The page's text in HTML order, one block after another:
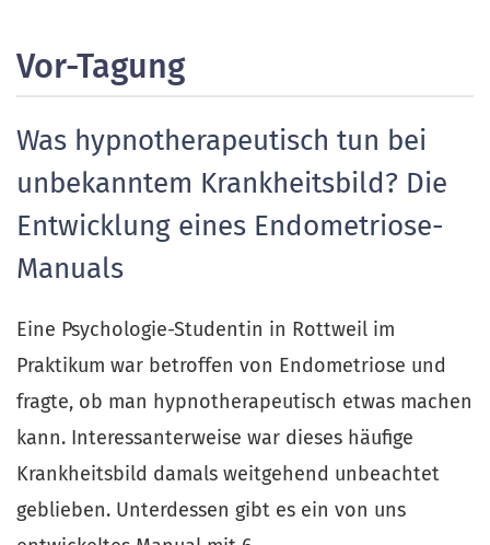
Vor-Tagung
Was hypnotherapeutisch tun bei
unbekanntem Krankheitsbild? Die
Entwicklung eines Endometriose-
Manuals
Eine Psychologie-Studentin in Rottweil im
Praktikum war betroffen von Endometriose und
fragte, ob man hypnotherapeutisch etwas machen
kann. Interessanterweise war dieses häufige
Krankheitsbild damals weitgehend unbeachtet
geblieben. Unterdessen gibt es ein von uns